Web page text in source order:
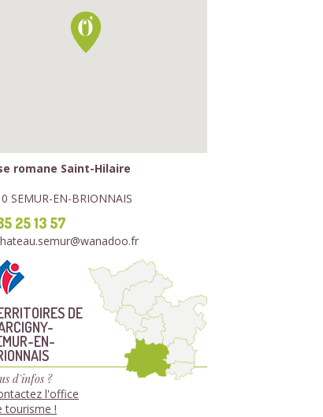
romane Saint-Hilaire
SEMUR-EN-BRIONNAIS
25 13 57
DE
EN-
d'infos ?
l'office
tourisme !